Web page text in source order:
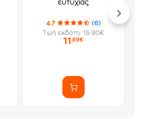
ευτυχίας
4.7
(6)
Τιμή εκδότη: 15.90€
11,69€